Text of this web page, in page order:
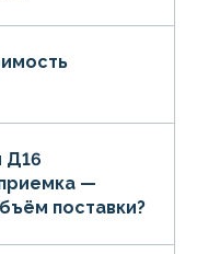
Д16
—
поставки?